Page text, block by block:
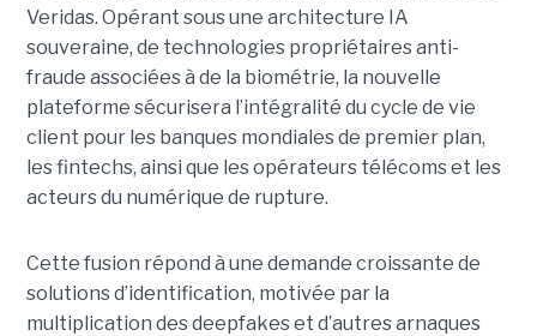
Veridas. Opérant sous une architecture IA
souveraine, de technologies propriétaires anti-
fraude associées à de la biométrie, la nouvelle
plateforme sécurisera l’intégralité du cycle de vie
client pour les banques mondiales de premier plan,
les fintechs, ainsi que les opérateurs télécoms et les
acteurs du numérique de rupture.
Cette fusion répond à une demande croissante de
solutions d’identification, motivée par la
multiplication des deepfakes et d’autres arnaques